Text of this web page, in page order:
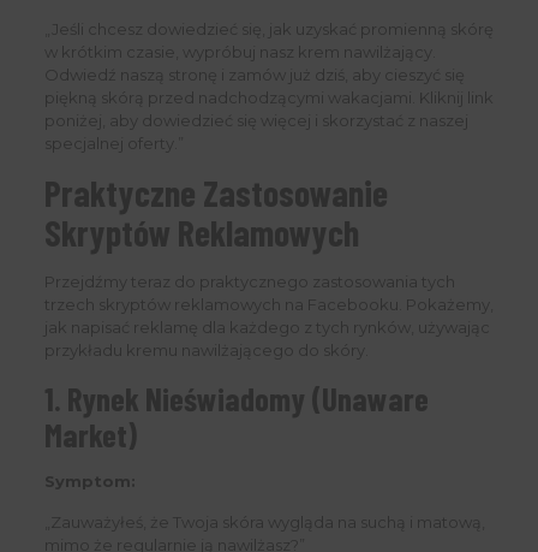
„Jeśli chcesz dowiedzieć się, jak uzyskać promienną skórę
w krótkim czasie, wypróbuj nasz krem nawilżający.
Odwiedź naszą stronę i zamów już dziś, aby cieszyć się
piękną skórą przed nadchodzącymi wakacjami. Kliknij link
poniżej, aby dowiedzieć się więcej i skorzystać z naszej
specjalnej oferty.”
Praktyczne Zastosowanie
Skryptów Reklamowych
Przejdźmy teraz do praktycznego zastosowania tych
trzech skryptów reklamowych na Facebooku. Pokażemy,
jak napisać reklamę dla każdego z tych rynków, używając
przykładu kremu nawilżającego do skóry.
1. Rynek Nieświadomy (Unaware
Market)
Symptom:
„Zauważyłeś, że Twoja skóra wygląda na suchą i matową,
mimo że regularnie ją nawilżasz?”